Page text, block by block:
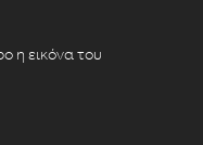
η εικόνα του